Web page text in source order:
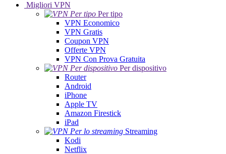
Migliori VPN
Per tipo
VPN Economico
VPN Gratis
Coupon VPN
Offerte VPN
VPN Con Prova Gratuita
Per dispositivo
Router
Android
iPhone
Apple TV
Amazon Firestick
iPad
Streaming
Kodi
Netflix